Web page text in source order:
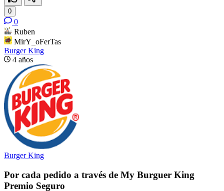
0
0
Ruben
MirY_oFerTas
Burger King
4 años
Burger King
Por cada pedido a través de My Burguer King
Premio Seguro